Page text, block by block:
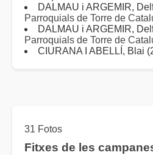
DALMAU i ARGEMIR,
Parroquials de Torre de
DALMAU i ARGEMIR,
Parroquials de Torre de
CIURANA I ABELLÍ, Blai
31 Fotos
Fitxes de les